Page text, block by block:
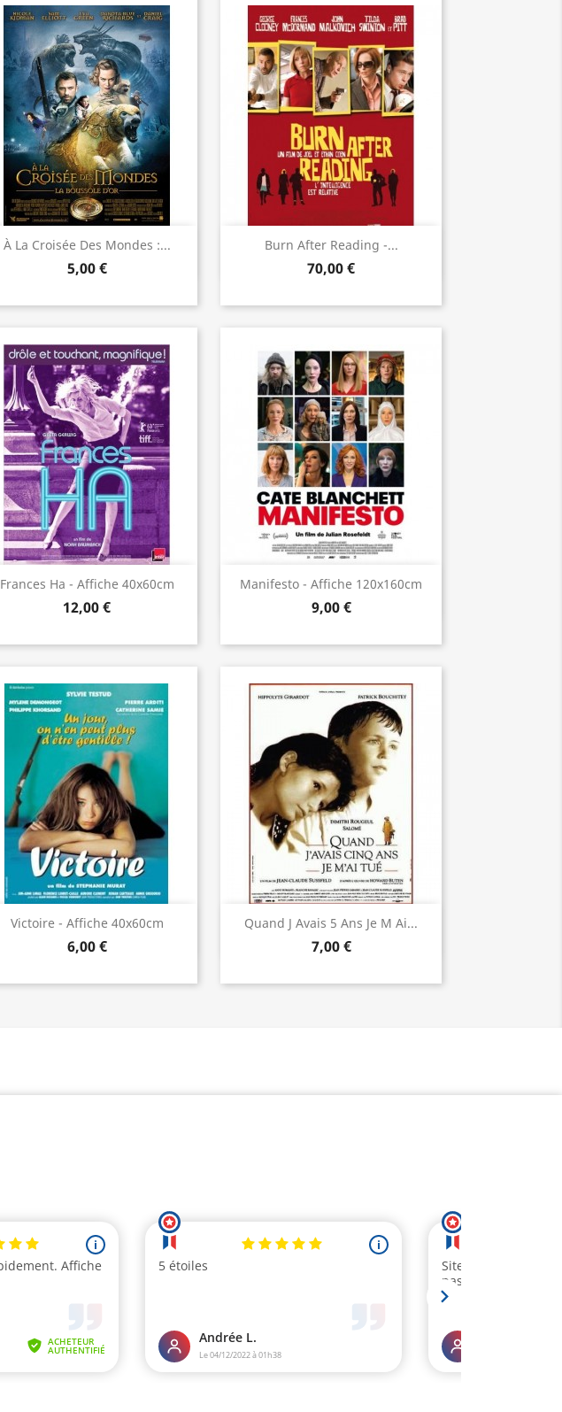
À La Croisée Des Mondes :...
5,00 €
Aperçu rapide Burn After Reading -...
70,00 €
Aperçu rapide
Frances Ha - Affiche 40x60cm
12,00 €
 Aperçu rapide Manifesto - Affiche 120x160cm
9,00 €
Aperçu rapide
Victoire - Affiche 40x60cm
6,00 €
Aperçu rapide Quand J Avais 5 Ans Je M Ai...
7,00 €
 Aperçu rapide